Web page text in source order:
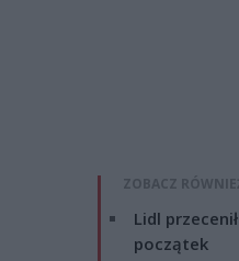
ZOBACZ
Lidl
początek